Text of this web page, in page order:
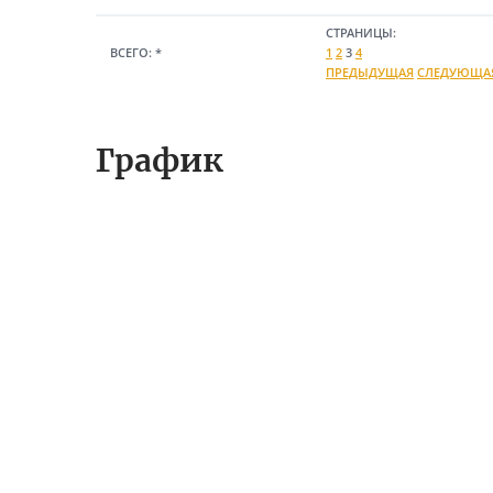
ВСЕГО: *
СТРАНИЦЫ:
1 2 3 4
ПРЕДЫДУЩАЯ
График